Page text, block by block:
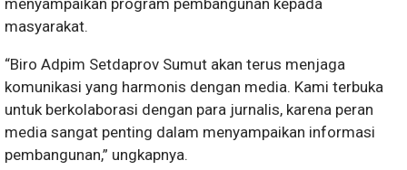
menyampaikan program pembangunan kepada
masyarakat.
“Biro Adpim Setdaprov Sumut akan terus menjaga
komunikasi yang harmonis dengan media. Kami terbuka
untuk berkolaborasi dengan para jurnalis, karena peran
media sangat penting dalam menyampaikan informasi
pembangunan,” ungkapnya.